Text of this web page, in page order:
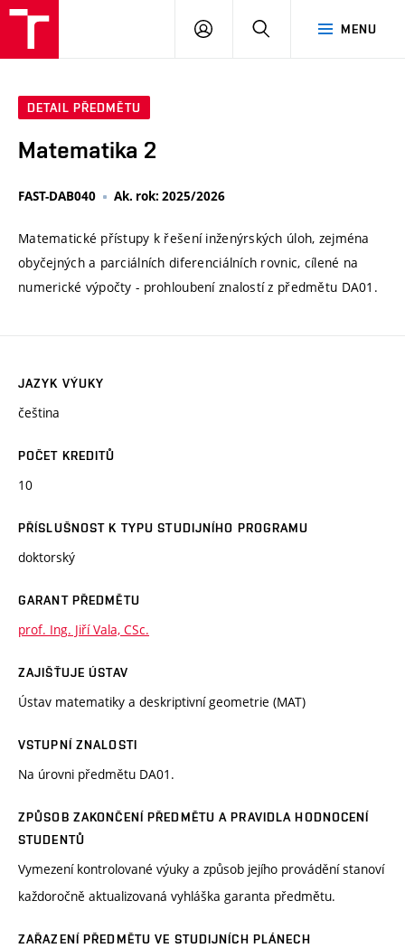
MENU
PŘIHLÁSIT
DETAIL PŘEDMĚTU
Matematika 2
FAST-DAB040 Ak. rok: 2025/2026
Matematické přístupy k řešení inženýrských úloh, zejména
obyčejných a parciálních diferenciálních rovnic, cílené na
numerické výpočty - prohloubení znalostí z předmětu DA01.
JAZYK VÝUKY
čeština
POČET KREDITŮ
10
PŘÍSLUŠNOST K TYPU STUDIJNÍHO PROGRAMU
doktorský
GARANT PŘEDMĚTU
prof. Ing. Jiří Vala, CSc.
ZAJIŠŤUJE ÚSTAV
Ústav matematiky a deskriptivní geometrie (MAT)
VSTUPNÍ ZNALOSTI
Na úrovni předmětu DA01.
ZPŮSOB ZAKONČENÍ PŘEDMĚTU A PRAVIDLA HODNOCENÍ
STUDENTŮ
Vymezení kontrolované výuky a způsob jejího provádění stanoví
každoročně aktualizovaná vyhláška garanta předmětu.
ZAŘAZENÍ PŘEDMĚTU VE STUDIJNÍCH PLÁNECH